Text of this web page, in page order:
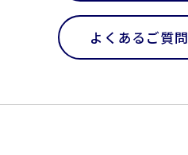
よくあるご質問